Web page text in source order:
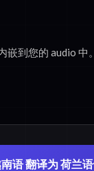
到您的 audio 中。
语 翻译为 荷兰语